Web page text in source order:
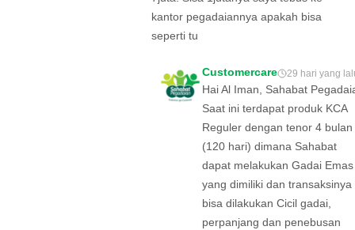
kantor pegadaiannya apakah bisa
seperti tu
Customercare 29 hari yang
Hai Al Iman, Sahabat
Saat ini terdapat produk KCA
Reguler dengan tenor 4 bulan
(120 hari) dimana Sahabat
dapat melakukan Gadai Emas
yang dimiliki dan transaksinya
bisa dilakukan Cicil gadai,
perpanjang dan penebusan